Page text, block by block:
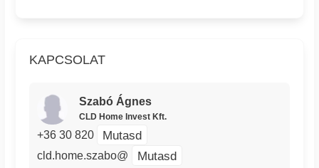
KAPCSOLAT
Szabó Ágnes
CLD Home Invest Kft.
+36 30 820 Mutasd
cld.home.szabo@ Mutasd